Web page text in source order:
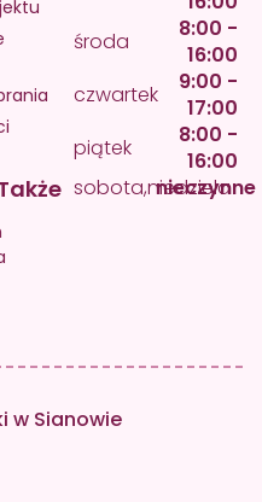
środa
8:00 -
16:00
czwartek
9:00 -
17:00
piątek
8:00 -
16:00
sobota,niedziela
nieczynne
w Sianowie